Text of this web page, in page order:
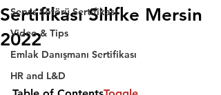
Servis Şöförü Sertifikası
Video & Tips
Emlak Danışmanı Sertifikası
HR and L&D
Sertifikası Silifke Mersin
2022